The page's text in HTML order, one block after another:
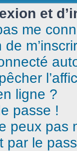
et
me
ligne ?
passe !
peux pas
par le